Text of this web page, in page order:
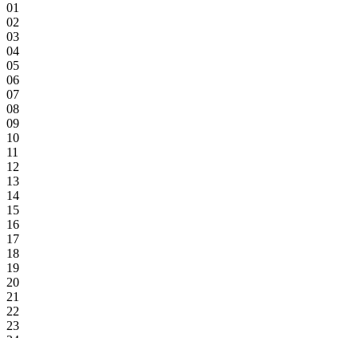
01
02
03
04
05
06
07
08
09
10
11
12
13
14
15
16
17
18
19
20
21
22
23